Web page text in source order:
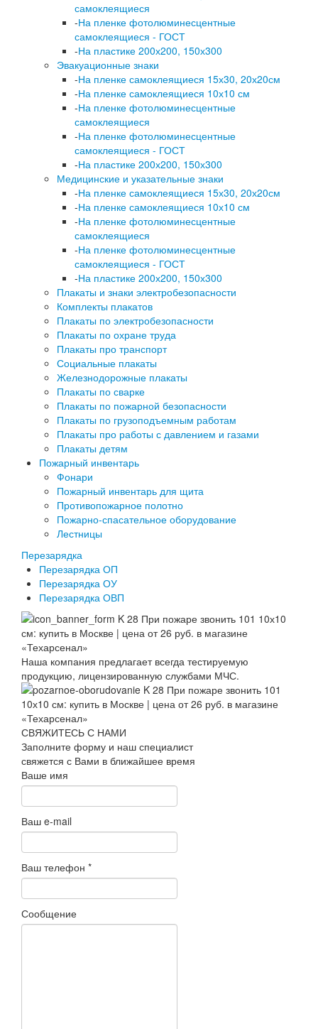
самоклеящиеся
-На пленке фотолюминесцентные
самоклеящиеся - ГОСТ
-На пластике 200х200, 150х300
Эвакуационные знаки
-На пленке самоклеящиеся 15х30, 20х20см
-На пленке самоклеящиеся 10х10 см
-На пленке фотолюминесцентные
самоклеящиеся
-На пленке фотолюминесцентные
самоклеящиеся - ГОСТ
-На пластике 200х200, 150х300
Медицинские и указательные знаки
-На пленке самоклеящиеся 15х30, 20х20см
-На пленке самоклеящиеся 10х10 см
-На пленке фотолюминесцентные
самоклеящиеся
-На пленке фотолюминесцентные
самоклеящиеся - ГОСТ
-На пластике 200х200, 150х300
Плакаты и знаки электробезопасности
Комплекты плакатов
Плакаты по электробезопасности
Плакаты по охране труда
Плакаты про транспорт
Социальные плакаты
Железнодорожные плакаты
Плакаты по сварке
Плакаты по пожарной безопасности
Плакаты по грузоподъемным работам
Плакаты про работы с давлением и газами
Плакаты детям
Пожарный инвентарь
Фонари
Пожарный инвентарь для щита
Противопожарное полотно
Пожарно-спасательное оборудование
Лестницы
Перезарядка
Перезарядка ОП
Перезарядка ОУ
Перезарядка ОВП
Наша компания предлагает всегда тестируемую
продукцию, лицензированную службами МЧС.
СВЯЖИТЕСЬ С НАМИ
Заполните форму и наш специалист
свяжется с Вами в ближайшее время
Ваше имя
Ваш e-mail
Ваш телефон *
Сообщение